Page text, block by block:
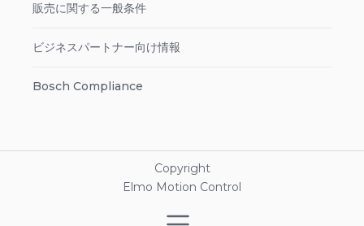
販売に関する一般条件
ビジネスパートナー向け情報
Bosch Compliance
Copyright
Elmo Motion Control